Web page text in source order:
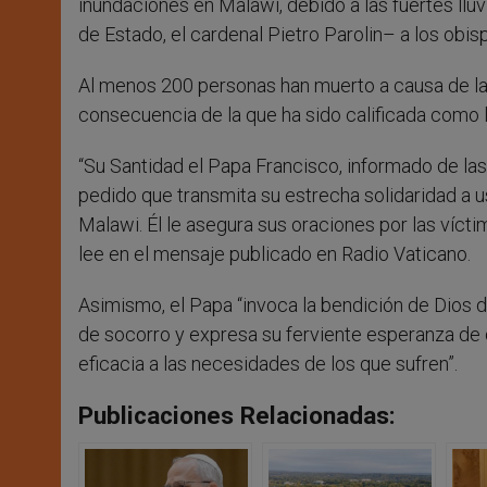
inundaciones en Malawi, debido a las fuertes
de Estado, el cardenal Pietro Parolin– a los
Al menos 200 personas han muerto a causa de
consecuencia de la que ha sido calificada
“Su Santidad el Papa Francisco, informado de
pedido que transmita su estrecha solidaridad a
Malawi. Él le asegura sus oraciones por las
lee en el mensaje publicado en Radio Vaticano.
Asimismo, el Papa “invoca la bendición de Dios
de socorro y expresa su ferviente esperanza
eficacia a las necesidades de los que sufren”.
Publicaciones Relacionadas: